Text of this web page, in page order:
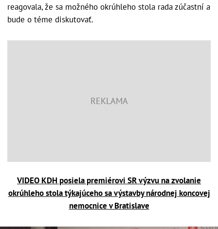
reagovala, že sa možného okrúhleho stola rada zúčastní a
bude o téme diskutovať.
VIDEO KDH posiela premiérovi SR výzvu na zvolanie
okrúhleho stola týkajúceho sa výstavby národnej koncovej
nemocnice v Bratislave